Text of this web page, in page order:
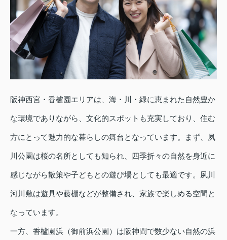
阪神西宮・香櫨園エリアは、海・川・緑に恵まれた自然豊か
な環境でありながら、文化的スポットも充実しており、住む
方にとって魅力的な暮らしの舞台となっています。まず、夙
川公園は桜の名所としても知られ、四季折々の自然を身近に
感じながら散策や子どもとの遊び場としても最適です。夙川
河川敷は遊具や藤棚などが整備され、家族で楽しめる空間と
なっています。
一方、香櫨園浜（御前浜公園）は阪神間で数少ない自然の浜